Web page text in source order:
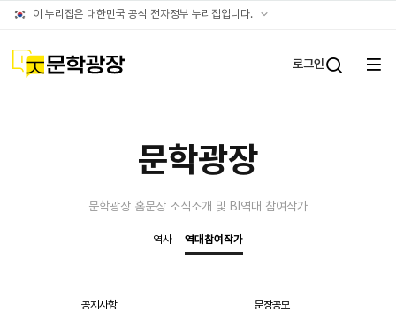
이 누리집은 대한민국 공식 전자정부 누리집입니다. 공식
문학광장 로그인
전체
(대표)
문학광장
문학광장 홈문장 소식소개 및 BI 역대 참여작가
역사 역대참여작가
공지사항 문장공모